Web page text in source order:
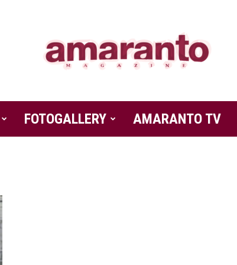
Amaranto
FOTOGALLERY AMARANTO TV